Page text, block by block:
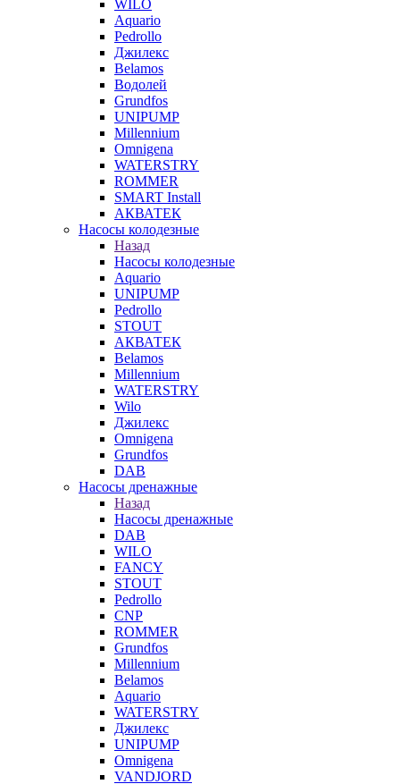
WILO
Aquario
Pedrollo
Джилекс
Belamos
Водолей
Grundfos
UNIPUMP
Millennium
Omnigena
WATERSTRY
ROMMER
SMART Install
АКВАТЕК
Насосы колодезные
Назад
Насосы колодезные
Aquario
UNIPUMP
Pedrollo
STOUT
АКВАТЕК
Belamos
Millennium
WATERSTRY
Wilo
Джилекс
Omnigena
Grundfos
DAB
Насосы дренажные
Назад
Насосы дренажные
DAB
WILO
FANCY
STOUT
Pedrollo
CNP
ROMMER
Grundfos
Millennium
Belamos
Aquario
WATERSTRY
Джилекс
UNIPUMP
Omnigena
VANDJORD